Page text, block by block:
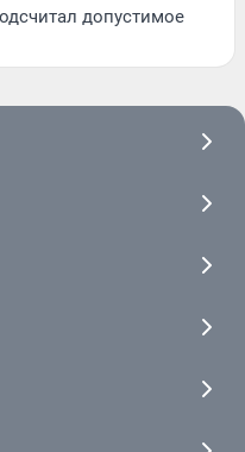
допустимое